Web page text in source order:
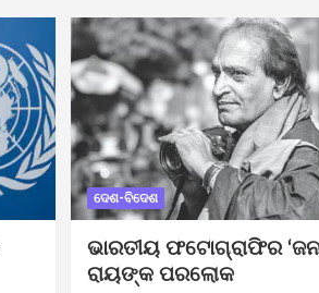
ଦେଶ-ବିଦେଶ
ଭାରତୀୟ ଫଟୋଗ୍ରାଫିର
ରାୟଙ୍କ ପରଲୋକ